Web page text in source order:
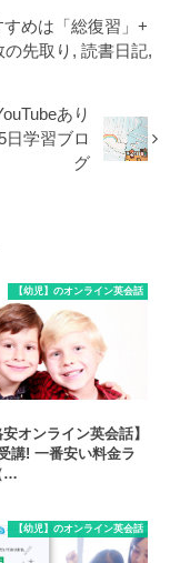
すめは「総復習」+
の先取り, 読書日記,
あり
日学習ブロ
グ
【幼児】のオンライン英会話
安オンライン英会話】
講! 一番安い料金ラ
…
【幼児】のオンライン英会話